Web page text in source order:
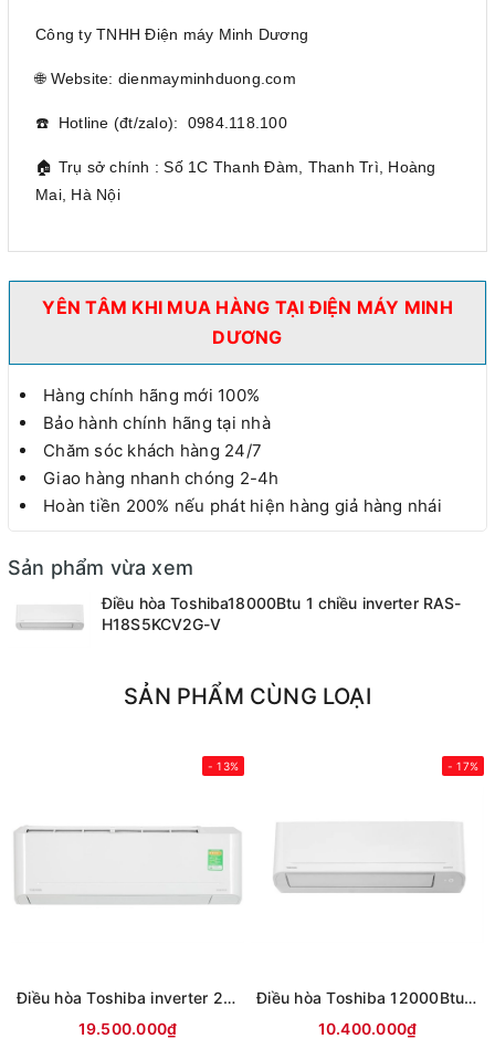
Công ty TNHH Điện máy Minh Dương
🌐 Website: dienmayminhduong.com
☎️ Hotline (đt/zalo): 0984.118.100
🏠 Trụ sở chính : Số 1C Thanh Đàm, Thanh Trì, Hoàng
Mai, Hà Nội
YÊN TÂM KHI MUA HÀNG TẠI ĐIỆN MÁY MINH
DƯƠNG
Hàng chính hãng mới 100%
Bảo hành chính hãng tại nhà
Chăm sóc khách hàng 24/7
Giao hàng nhanh chóng 2-4h
Hoàn tiền 200% nếu phát hiện hàng giả hàng nhái
Sản phẩm vừa xem
Điều hòa Toshiba18000Btu 1 chiều inverter RAS-
H18S5KCV2G-V
SẢN PHẨM CÙNG LOẠI
- 13%
Điều hòa Toshiba inverter 24000Btu RAS-H24S5KCV2G-V
19.500.000₫
- 17%
Điều hòa Toshiba 12000Btu 1 chiều inverter RAS-H13S5KCV2G-V
10.400.000₫